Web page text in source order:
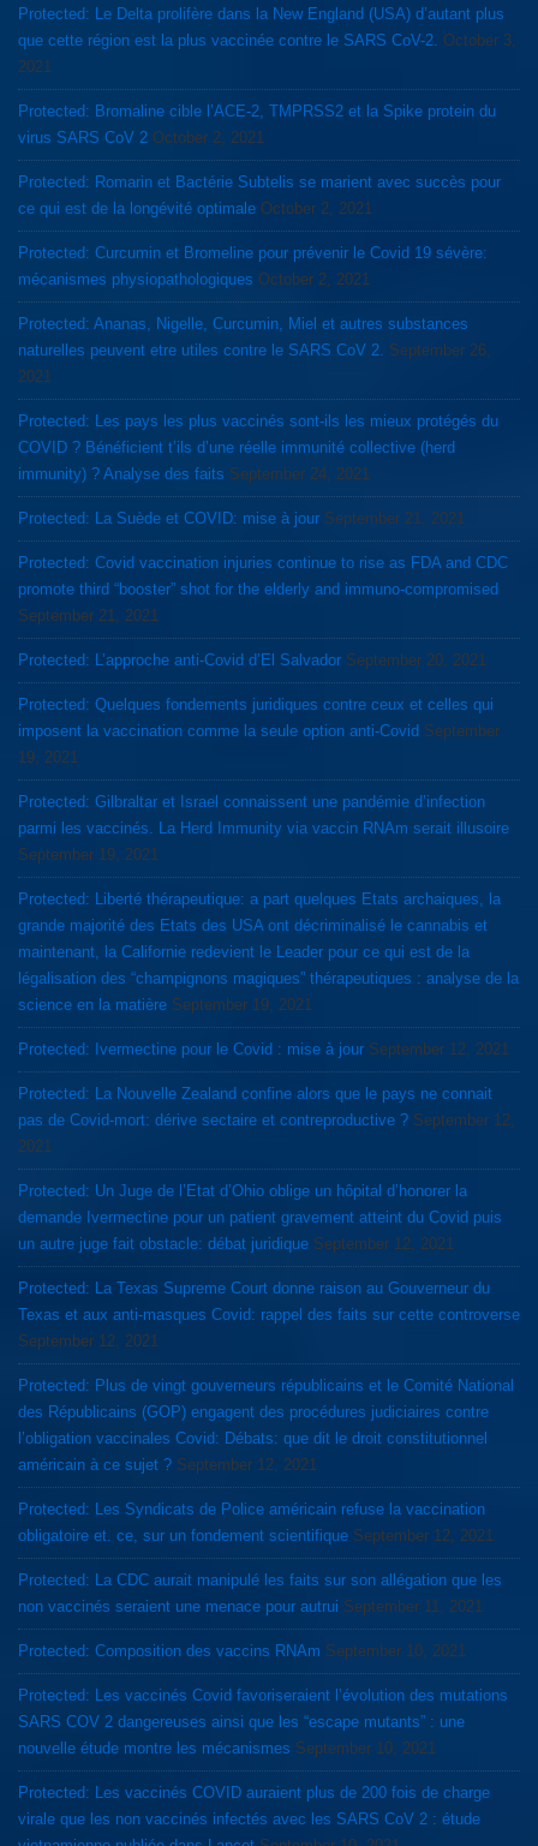
Protected: Le Delta prolifère dans la New England (USA) d’autant plus
que cette région est la plus vaccinée contre le SARS CoV-2. October 3,
2021
Protected: Bromaline cible l’ACE-2, TMPRSS2 et la Spike protein du
virus SARS CoV 2 October 2, 2021
Protected: Romarin et Bactérie Subtelis se marient avec succès pour
ce qui est de la longévité optimale October 2, 2021
Protected: Curcumin et Bromeline pour prévenir le Covid 19 sévère:
mécanismes physiopathologiques October 2, 2021
Protected: Ananas, Nigelle, Curcumin, Miel et autres substances
naturelles peuvent etre utiles contre le SARS CoV 2. September 26,
2021
Protected: Les pays les plus vaccinés sont-ils les mieux protégés du
COVID ? Bénéficient t’ils d’une réelle immunité collective (herd
immunity) ? Analyse des faits September 24, 2021
Protected: La Suède et COVID: mise à jour September 21, 2021
Protected: Covid vaccination injuries continue to rise as FDA and CDC
promote third “booster” shot for the elderly and immuno-compromised
September 21, 2021
Protected: L’approche anti-Covid d’El Salvador September 20, 2021
Protected: Quelques fondements juridiques contre ceux et celles qui
imposent la vaccination comme la seule option anti-Covid September
19, 2021
Protected: Gilbraltar et Israel connaissent une pandémie d’infection
parmi les vaccinés. La Herd Immunity via vaccin RNAm serait illusoire
September 19, 2021
Protected: Liberté thérapeutique: a part quelques Etats archaiques, la
grande majorité des Etats des USA ont décriminalisé le cannabis et
maintenant, la Californie redevient le Leader pour ce qui est de la
légalisation des “champignons magiques” thérapeutiques : analyse de la
science en la matière September 19, 2021
Protected: Ivermectine pour le Covid : mise à jour September 12, 2021
Protected: La Nouvelle Zealand confine alors que le pays ne connait
pas de Covid-mort: dérive sectaire et contreproductive ? September 12,
2021
Protected: Un Juge de l’Etat d’Ohio oblige un hôpital d’honorer la
demande Ivermectine pour un patient gravement atteint du Covid puis
un autre juge fait obstacle: débat juridique September 12, 2021
Protected: La Texas Supreme Court donne raison au Gouverneur du
Texas et aux anti-masques Covid: rappel des faits sur cette controverse
September 12, 2021
Protected: Plus de vingt gouverneurs républicains et le Comité National
des Républicains (GOP) engagent des procédures judiciaires contre
l’obligation vaccinales Covid: Débats: que dit le droit constitutionnel
américain à ce sujet ? September 12, 2021
Protected: Les Syndicats de Police américain refuse la vaccination
obligatoire et. ce, sur un fondement scientifique September 12, 2021
Protected: La CDC aurait manipulé les faits sur son allégation que les
non vaccinés seraient une menace pour autrui September 11, 2021
Protected: Composition des vaccins RNAm September 10, 2021
Protected: Les vaccinés Covid favoriseraient l’évolution des mutations
SARS COV 2 dangereuses ainsi que les “escape mutants” : une
nouvelle étude montre les mécanismes September 10, 2021
Protected: Les vaccinés COVID auraient plus de 200 fois de charge
virale que les non vaccinés infectés avec les SARS CoV 2 : étude